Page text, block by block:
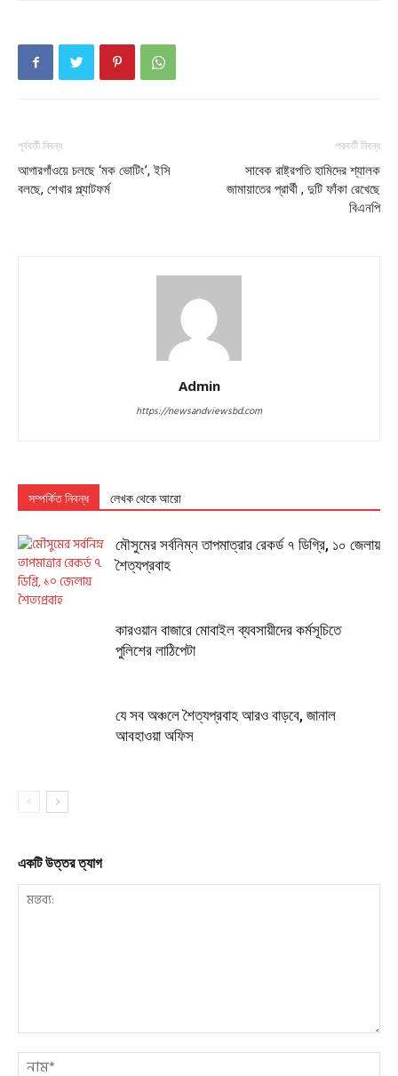
পূর্ববর্তী নিবন্ধ
আগারগাঁওয়ে চলছে ‘মক ভোটিং’, ইসি
বলছে, শেখার প্ল্যাটফর্ম
পরবর্তী নিবন্ধ
সাবেক রাষ্ট্রপতি হামিদের শ্যালক
জামায়াতের প্রার্থী , দুটি ফাঁকা রেখেছে
বিএনপি
Admin
https://newsandviewsbd.com
সম্পর্কিত নিবন্ধ লেখক থেকে আরো
মৌসুমের সর্বনিম্ন তাপমাত্রার রেকর্ড ৭ ডিগ্রি, ১০ জেলায়
শৈত্যপ্রবাহ
কারওয়ান বাজারে মোবাইল ব্যবসায়ীদের কর্মসূচিতে
পুলিশের লাঠিপেটা
যে সব অঞ্চলে শৈত্যপ্রবাহ আরও বাড়বে, জানাল
আবহাওয়া অফিস
একটি উত্তর ত্যাগ